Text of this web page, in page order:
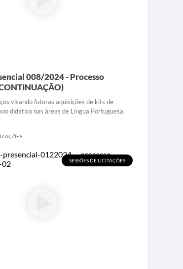
008/2024 - Processo
visando futuras aquisições de kits de
didático nas áreas de Língua Portuguesa
SESSÕES DE LICITAÇÕES